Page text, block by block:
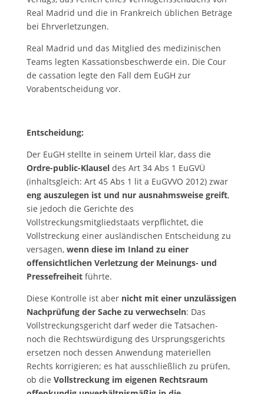
Real Madrid und die in Frankreich üblichen Beträge
bei Ehrverletzungen.
Real Madrid und das Mitglied des medizinischen
Teams legten Kassationsbeschwerde ein. Die Cour
de cassation legte den Fall dem EuGH zur
Vorabentscheidung vor.
Entscheidung:
Der EuGH stellte in seinem Urteil klar, dass die
Ordre-public-Klauseldes Art 34 Abs 1 EuGVÜ
(inhaltsgleich: Art 45 Abs 1 lit a EuGVVO 2012)zwar
eng auszulegen ist und nur ausnahmsweise greift,
sie jedoch die Gerichte des
Vollstreckungsmitgliedstaats verpflichtet, die
Vollstreckung einer ausländischen Entscheidung zu
versagen, wenn diese im Inland zu einer
offensichtlichen Verletzung der Meinungs- und
Pressefreiheitführte.
Diese Kontrolle ist aber nicht mit einer unzulässigen
Nachprüfung der Sache zu verwechseln: Das
Vollstreckungsgericht darf weder die Tatsachen-
noch die Rechtswürdigung des Ursprungsgerichts
ersetzen noch dessen Anwendung materiellen
Rechts korrigieren; es hat ausschließlich zu prüfen,
ob die Vollstreckung im eigenen Rechtsraum